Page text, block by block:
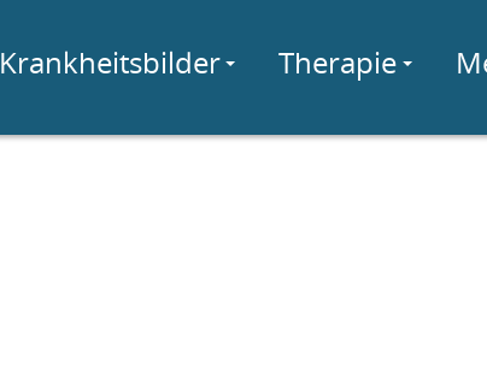
Krankheitsbilder Therapie